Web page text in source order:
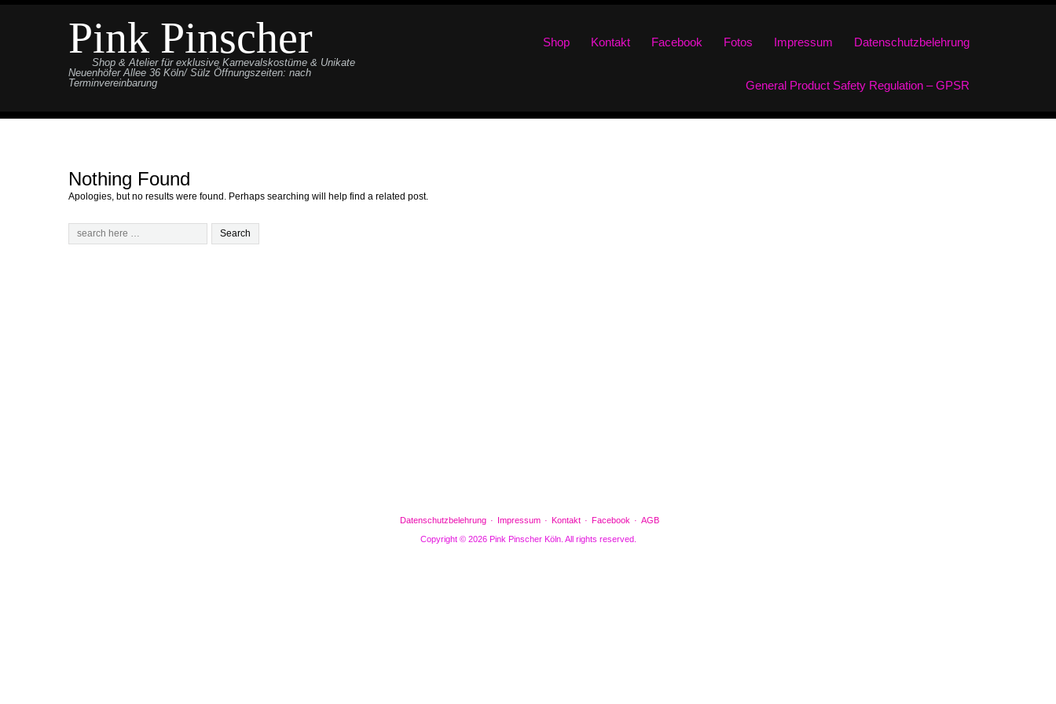
Pink Pinscher
Shop & Atelier für exklusive Karnevalskostüme & Unikate
Neuenhöfer Allee 36 Köln/ Sülz Öffnungszeiten: nach
Terminvereinbarung
Shop Kontakt Facebook Fotos Impressum Datenschutzbelehrung
General Product Safety Regulation – GPSR
Nothing Found
Apologies, but no results were found. Perhaps searching will help find a related post.
Datenschutzbelehrung Impressum Kontakt Facebook
AGB
Copyright © 2026 Pink Pinscher Köln. All rights reserved.